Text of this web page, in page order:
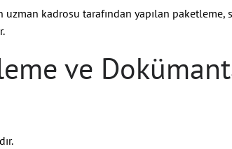
uzman kadrosu tarafından yapılan
ve